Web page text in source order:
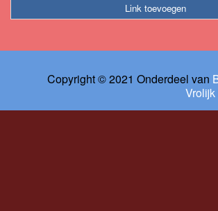
Link toevoegen
Copyright © 2021 Onderdeel van